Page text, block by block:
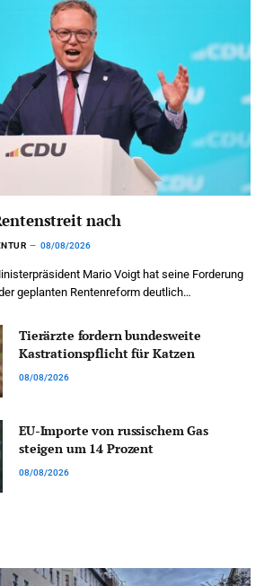
nach
08/08/2026
Mario Voigt hat seine Forderung
geplanten Rentenreform deutlich…
Tierärzte fordern bundesweite
Kastrationspflicht für Katzen
08/08/2026
EU-Importe von russischem Gas
steigen um 14 Prozent
08/08/2026